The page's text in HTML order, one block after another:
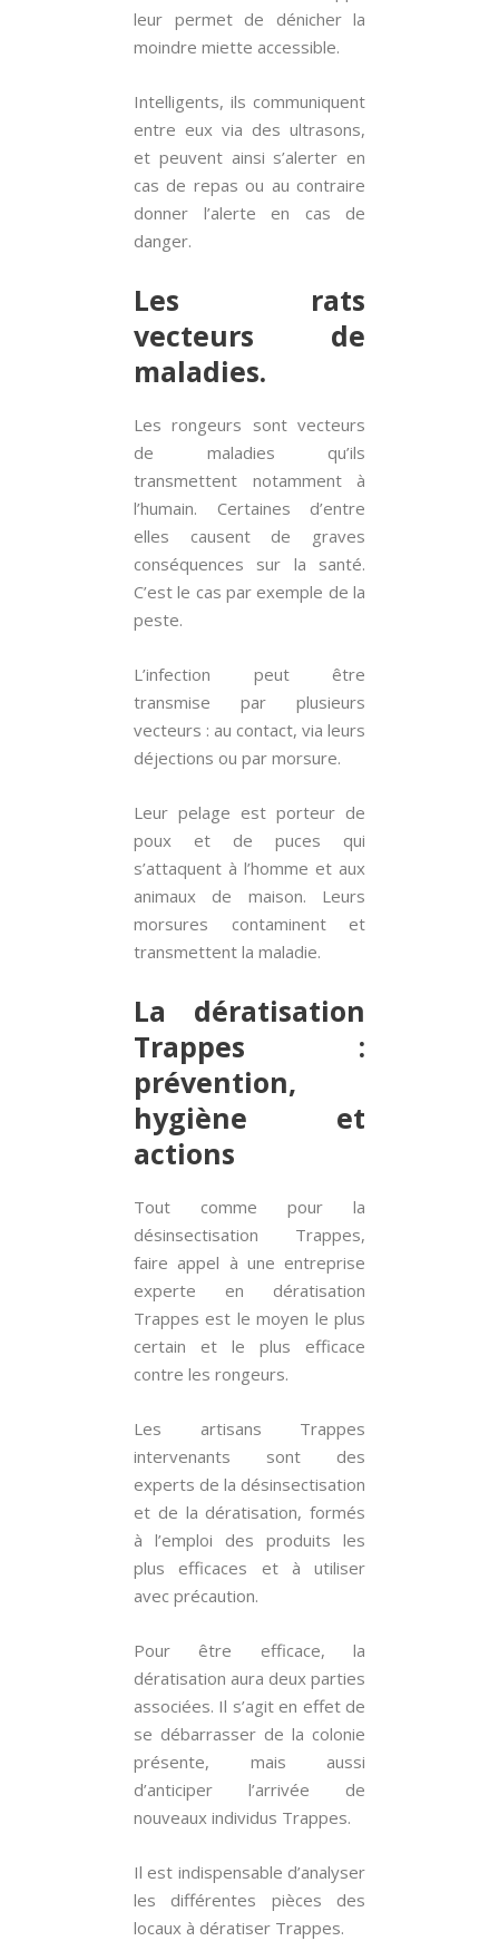
leur permet de dénicher la
moindre miette accessible.
Intelligents, ils communiquent
entre eux via des ultrasons,
et peuvent ainsi s’alerter en
cas de repas ou au contraire
donner l’alerte en cas de
danger.
Les rats
vecteurs de
maladies.
Les rongeurs sont vecteurs
de maladies qu’ils
transmettent notamment à
l’humain. Certaines d’entre
elles causent de graves
conséquences sur la santé.
C’est le cas par exemple de la
peste.
L’infection peut être
transmise par plusieurs
vecteurs : au contact, via leurs
déjections ou par morsure.
Leur pelage est porteur de
poux et de puces qui
s’attaquent à l’homme et aux
animaux de maison. Leurs
morsures contaminent et
transmettent la maladie.
La dératisation
Trappes :
prévention,
hygiène et
actions
Tout comme pour la
désinsectisation Trappes,
faire appel à une entreprise
experte en dératisation
Trappes est le moyen le plus
certain et le plus efficace
contre les rongeurs.
Les artisans Trappes
intervenants sont des
experts de la désinsectisation
et de la dératisation, formés
à l’emploi des produits les
plus efficaces et à utiliser
avec précaution.
Pour être efficace, la
dératisation aura deux parties
associées. Il s’agit en effet de
se débarrasser de la colonie
présente, mais aussi
d’anticiper l’arrivée de
nouveaux individus Trappes.
Il est indispensable d’analyser
les différentes pièces des
locaux à dératiser Trappes.